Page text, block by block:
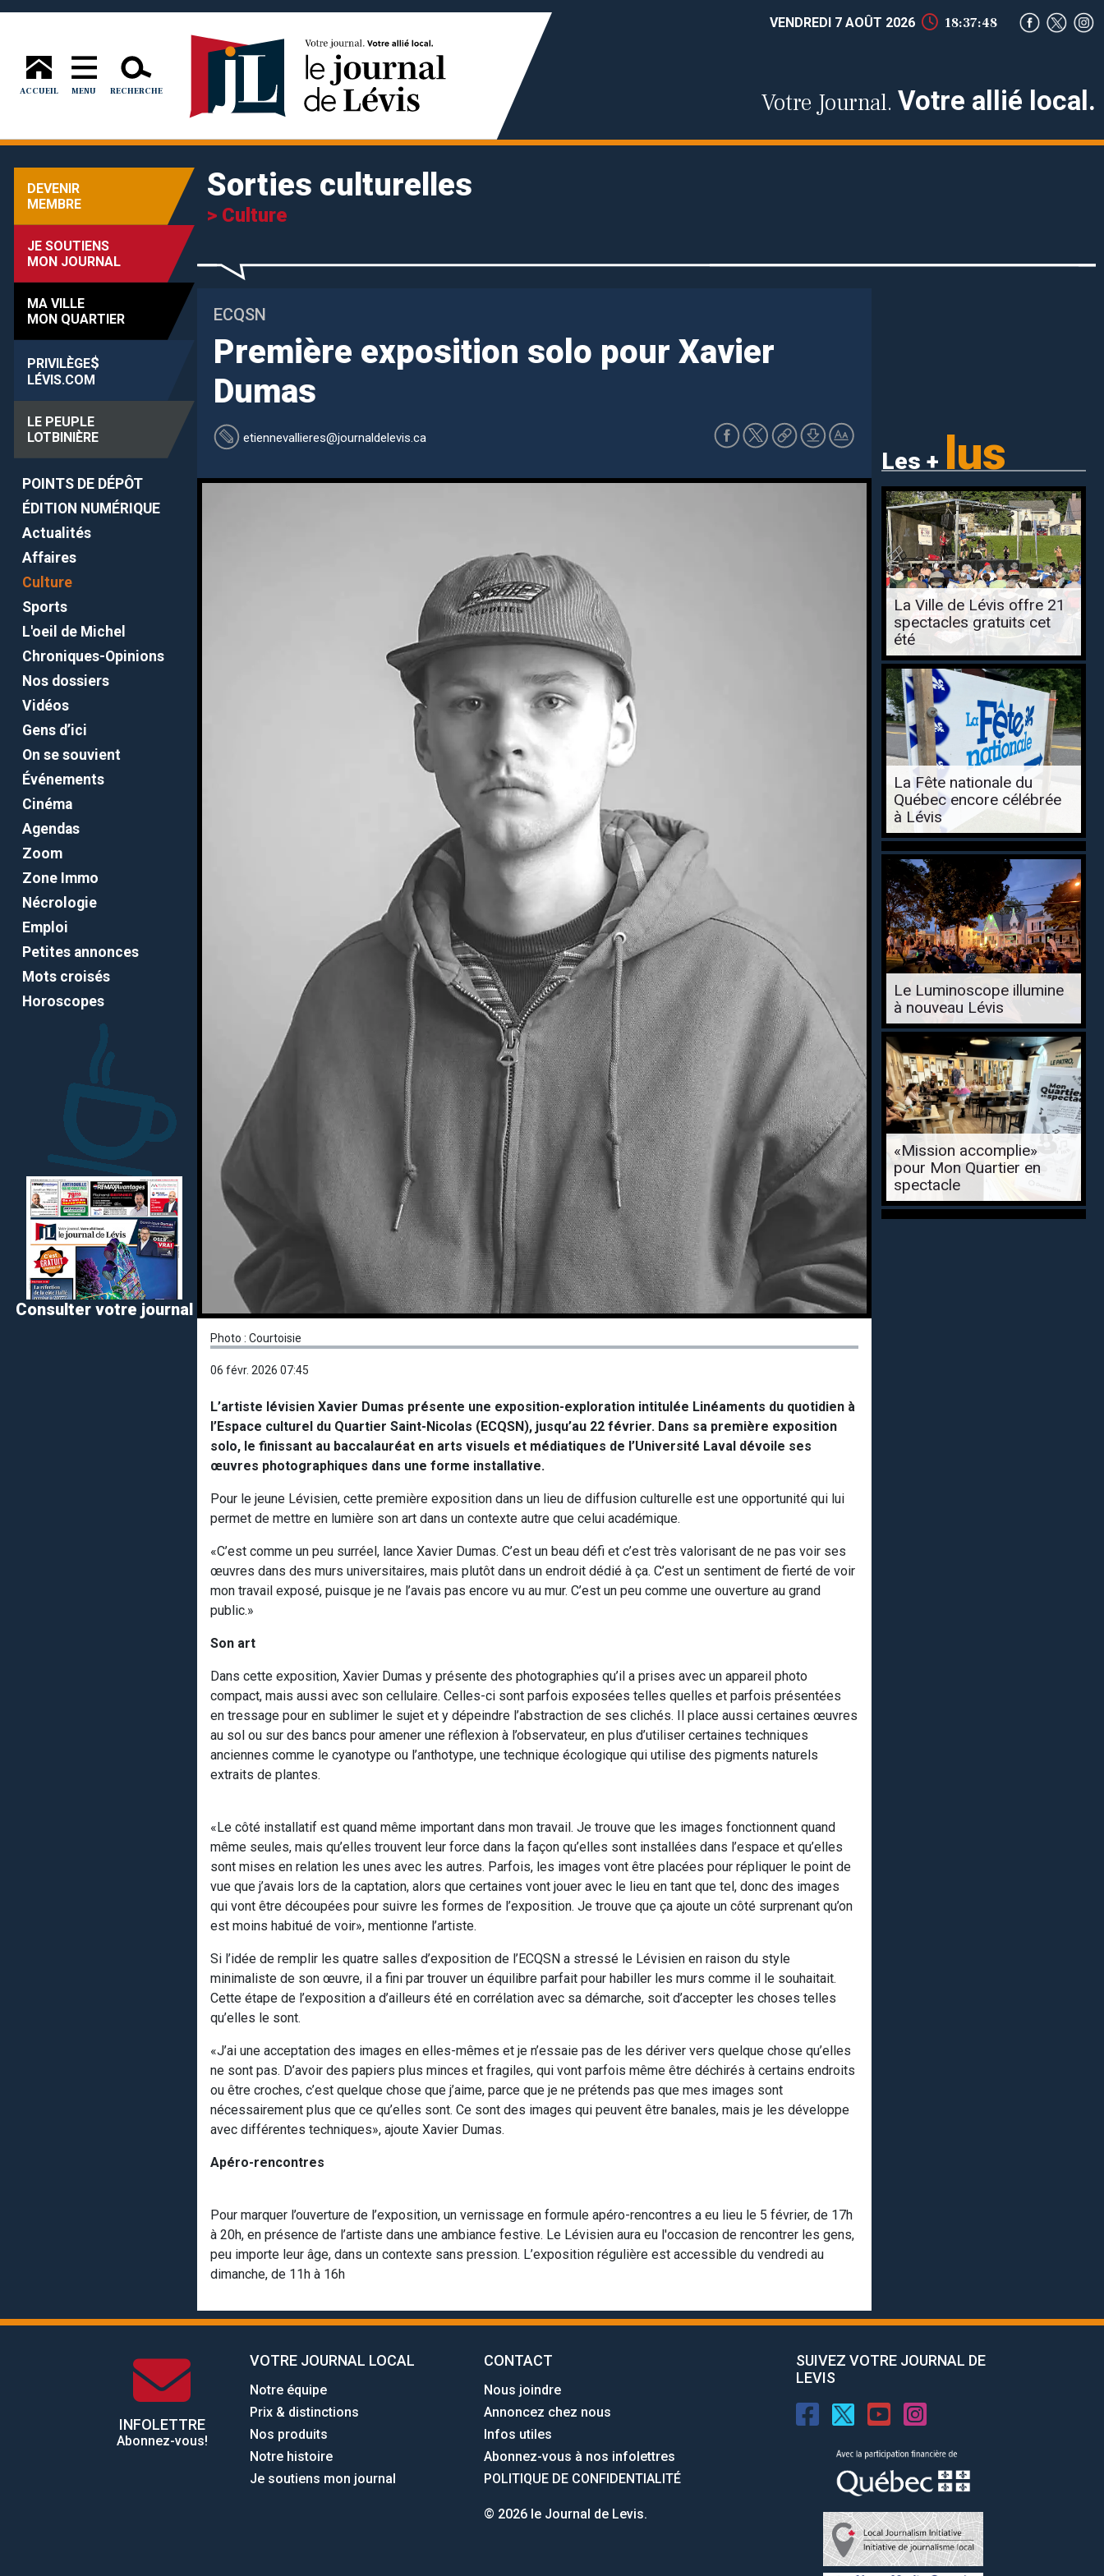
ACCUEIL MENU RECHERCHE
VENDREDI 7 AOÛT 2026 18:37:49
Votre Journal. Votre allié local.
DEVENIR
MEMBRE
JE SOUTIENS
MON JOURNAL
MA VILLE
MON QUARTIER
PRIVILÈGE$
LÉVIS.COM
LE PEUPLE
LOTBINIÈRE
POINTS DE DÉPÔT
ÉDITION NUMÉRIQUE
Actualités
Affaires
Culture
Sports
L'oeil de Michel
Chroniques-Opinions
Nos dossiers
Vidéos
Gens d’ici
On se souvient
Événements
Cinéma
Agendas
Zoom
Zone Immo
Nécrologie
Emploi
Petites annonces
Mots croisés
Horoscopes
Consulter votre journal
Sorties culturelles
> Culture
ECQSN
Première exposition solo pour Xavier
Dumas
etiennevallieres@journaldelevis.ca
Les + lus
Photo : Courtoisie
06 févr. 2026 07:45
L’artiste lévisien Xavier Dumas présente une exposition-exploration intitulée Linéaments du quotidien à
l’Espace culturel du Quartier Saint-Nicolas (ECQSN), jusqu’au 22 février. Dans sa première exposition
solo, le finissant au baccalauréat en arts visuels et médiatiques de l’Université Laval dévoile ses
œuvres photographiques dans une forme installative.
Pour le jeune Lévisien, cette première exposition dans un lieu de diffusion culturelle est une opportunité qui lui
permet de mettre en lumière son art dans un contexte autre que celui académique.
«C’est comme un peu surréel, lance Xavier Dumas. C’est un beau défi et c’est très valorisant de ne pas voir ses
œuvres dans des murs universitaires, mais plutôt dans un endroit dédié à ça. C’est un sentiment de fierté de voir
mon travail exposé, puisque je ne l’avais pas encore vu au mur. C’est un peu comme une ouverture au grand
public.»
Son art
Dans cette exposition, Xavier Dumas y présente des photographies qu’il a prises avec un appareil photo
compact, mais aussi avec son cellulaire. Celles-ci sont parfois exposées telles quelles et parfois présentées
en tressage pour en sublimer le sujet et y dépeindre l’abstraction de ses clichés. Il place aussi certaines œuvres
au sol ou sur des bancs pour amener une réflexion à l’observateur, en plus d’utiliser certaines techniques
anciennes comme le cyanotype ou l’anthotype, une technique écologique qui utilise des pigments naturels
extraits de plantes.
«Le côté installatif est quand même important dans mon travail. Je trouve que les images fonctionnent quand
même seules, mais qu’elles trouvent leur force dans la façon qu’elles sont installées dans l’espace et qu’elles
sont mises en relation les unes avec les autres. Parfois, les images vont être placées pour répliquer le point de
vue que j’avais lors de la captation, alors que certaines vont jouer avec le lieu en tant que tel, donc des images
qui vont être découpées pour suivre les formes de l’exposition. Je trouve que ça ajoute un côté surprenant qu’on
est moins habitué de voir», mentionne l’artiste.
Si l’idée de remplir les quatre salles d’exposition de l’ECQSN a stressé le Lévisien en raison du style
minimaliste de son œuvre, il a fini par trouver un équilibre parfait pour habiller les murs comme il le souhaitait.
Cette étape de l’exposition a d’ailleurs été en corrélation avec sa démarche, soit d’accepter les choses telles
qu’elles le sont.
«J’ai une acceptation des images en elles-mêmes et je n’essaie pas de les dériver vers quelque chose qu’elles
ne sont pas. D’avoir des papiers plus minces et fragiles, qui vont parfois même être déchirés à certains endroits
ou être croches, c’est quelque chose que j’aime, parce que je ne prétends pas que mes images sont
nécessairement plus que ce qu’elles sont. Ce sont des images qui peuvent être banales, mais je les développe
avec différentes techniques», ajoute Xavier Dumas.
Apéro-rencontres
Pour marquer l’ouverture de l’exposition, un vernissage en formule apéro-rencontres a eu lieu le 5 février, de 17h
à 20h, en présence de l’artiste dans une ambiance festive. Le Lévisien aura eu l'occasion de rencontrer les gens,
peu importe leur âge, dans un contexte sans pression. L’exposition régulière est accessible du vendredi au
dimanche, de 11h à 16h
La Ville de Lévis offre 21
spectacles gratuits cet
été
La Fête nationale du
Québec encore célébrée
à Lévis
Le Luminoscope illumine
à nouveau Lévis
«Mission accomplie»
pour Mon Quartier en
spectacle
INFOLETTRE
Abonnez-vous!
VOTRE JOURNAL LOCAL
Notre équipe
Prix & distinctions
Nos produits
Notre histoire
Je soutiens mon journal
CONTACT
Nous joindre
Annoncez chez nous
Infos utiles
Abonnez-vous à nos infolettres
POLITIQUE DE CONFIDENTIALITÉ
© 2026 le Journal de Levis.
SUIVEZ VOTRE JOURNAL DE
LEVIS